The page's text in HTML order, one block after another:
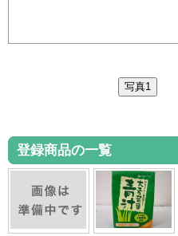
登録商品の一覧